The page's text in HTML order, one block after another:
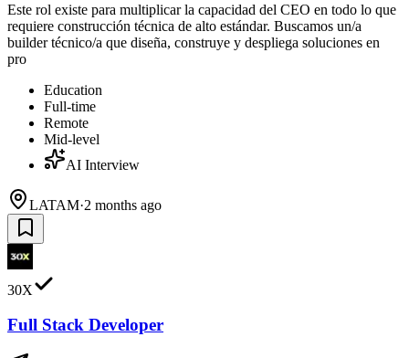
Este rol existe para multiplicar la capacidad del CEO en todo lo que
requiere construcción técnica de alto estándar. Buscamos un/a
builder técnico/a que diseña, construye y despliega soluciones en
pro
Education
Full-time
Remote
Mid-level
AI Interview
LATAM·2 months ago
30X
Full Stack Developer